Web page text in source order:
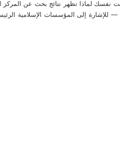
نفسك لماذا تظهر نتائج بحث عن المركز